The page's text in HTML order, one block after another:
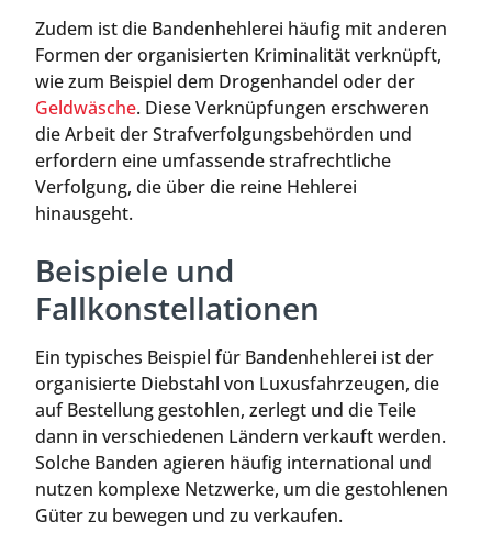
Zudem ist die Bandenhehlerei häufig mit anderen
Formen der organisierten Kriminalität verknüpft,
wie zum Beispiel dem Drogenhandel oder der
Geldwäsche. Diese Verknüpfungen erschweren
die Arbeit der Strafverfolgungsbehörden und
erfordern eine umfassende strafrechtliche
Verfolgung, die über die reine Hehlerei
hinausgeht.
Beispiele und
Fallkonstellationen
Ein typisches Beispiel für Bandenhehlerei ist der
organisierte Diebstahl von Luxusfahrzeugen, die
auf Bestellung gestohlen, zerlegt und die Teile
dann in verschiedenen Ländern verkauft werden.
Solche Banden agieren häufig international und
nutzen komplexe Netzwerke, um die gestohlenen
Güter zu bewegen und zu verkaufen.